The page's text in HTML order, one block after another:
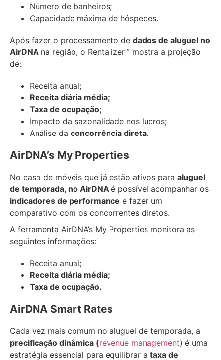
Número de banheiros;
Capacidade máxima de hóspedes.
Após fazer o processamento de dados de aluguel no
AirDNA na região, o Rentalizer™ mostra a projeção
de:
Receita anual;
Receita diária média;
Taxa de ocupação;
Impacto da sazonalidade nos lucros;
Análise da concorrência direta.
AirDNA’s My Properties
No caso de móveis que já estão ativos para aluguel
de temporada, no AirDNA é possível acompanhar os
indicadores de performance e fazer um
comparativo com os concorrentes diretos.
A ferramenta AirDNA’s My Properties monitora as
seguintes informações:
Receita anual;
Receita diária média;
Taxa de ocupação.
AirDNA Smart Rates
Cada vez mais comum no aluguel de temporada, a
precificação dinâmica (revenue management) é uma
estratégia essencial para equilibrar a taxa de